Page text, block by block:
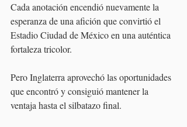
Cada anotación encendió nuevamente la
esperanza de una afición que convirtió el
Estadio Ciudad de México en una auténtica
fortaleza tricolor.
Pero Inglaterra aprovechó las oportunidades
que encontró y consiguió mantener la
ventaja hasta el silbatazo final.